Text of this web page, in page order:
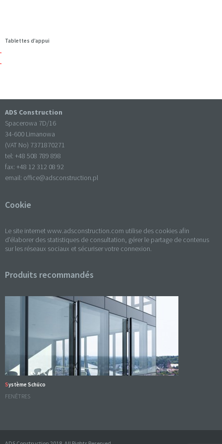
Tablettes d’appui
ADS Construction
Spacerowa 7D/16
34-600 Limanowa
(VAT No) 7371870271
tel: +48 508 789 898
fax: +48 12 312 08 92
email: office@adsconstruction.pl
Cookie
Le site internet www.adsconstruction.com utilise des cookies afin
d'élaborer des statistiques de consultation, gérer le partage de contenus
sur les réseaux sociaux et sécuriser votre connexion.
Produits recommandés
Système Schüco
FENÊTRES